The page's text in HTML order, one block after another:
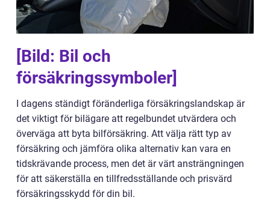
[Bild: Bil och
försäkringssymboler]
I dagens ständigt föränderliga försäkringslandskap är
det viktigt för bilägare att regelbundet utvärdera och
överväga att byta bilförsäkring. Att välja rätt typ av
försäkring och jämföra olika alternativ kan vara en
tidskrävande process, men det är värt ansträngningen
för att säkerställa en tillfredsställande och prisvärd
försäkringsskydd för din bil.